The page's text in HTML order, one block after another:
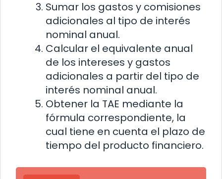
Sumar los gastos y comisiones
adicionales al tipo de interés
nominal anual.
Calcular el equivalente anual
de los intereses y gastos
adicionales a partir del tipo de
interés nominal anual.
Obtener la TAE mediante la
fórmula correspondiente, la
cual tiene en cuenta el plazo de
tiempo del producto financiero.